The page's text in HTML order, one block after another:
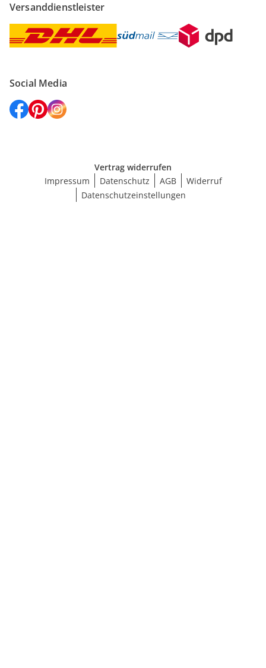
Versanddienstleister
Social Media
Vertrag widerrufen
Impressum
Datenschutz AGB
Widerruf
Datenschutzeinstellungen